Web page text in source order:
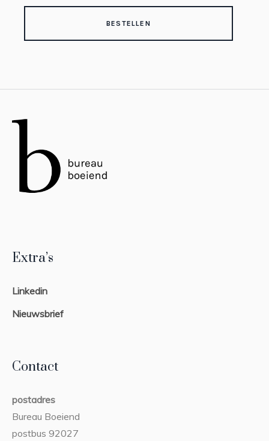
BESTELLEN
Extra’s
Linkedin
Nieuwsbrief
Contact
postadres
Bureau Boeiend
postbus 92027